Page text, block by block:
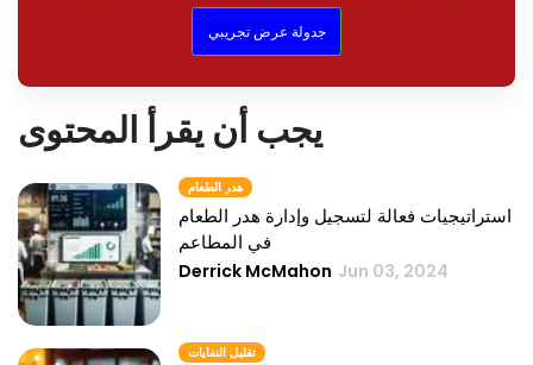
جدولة عرض تجريبي
يجب أن يقرأ المحتوى
هدر الطعام
استراتيجيات فعالة لتسجيل وإدارة هدر الطعام
في المطاعم
Derrick McMahon Jun 03, 2024
تقليل النفايات